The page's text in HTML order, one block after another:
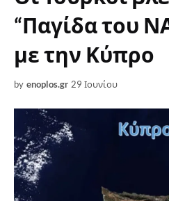
“Παγίδα του
με την Κύπρο
by enoplos.gr 29 Ιουνίου